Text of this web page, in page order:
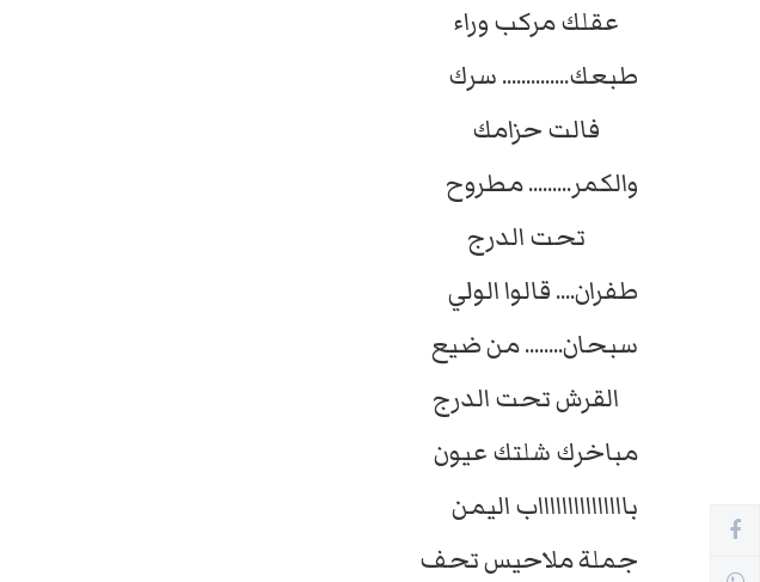
عقلك مركب وراء
طبعك.............. سرك
فالت حزامك
والكمر......... مطروح
تحت الدرج
طفران.... قالوا الولي
سبحان........ من ضيع
القرش تحت الدرج
مباخرك شلتك عيون
باااااااااااااااب اليمن
جملة ملاحيس تحف